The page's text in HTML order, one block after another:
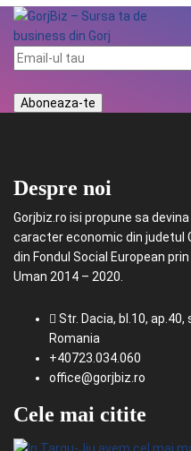
Despre noi
Gorjbiz.ro isi propune sa
caracter economic din judetul
din Fondul Social European
Uman 2014 – 2020.
Str. Dacia, bl.10, ap.40,
Romania
+40723.034.060
office@gorjbiz.ro
Cele mai citite